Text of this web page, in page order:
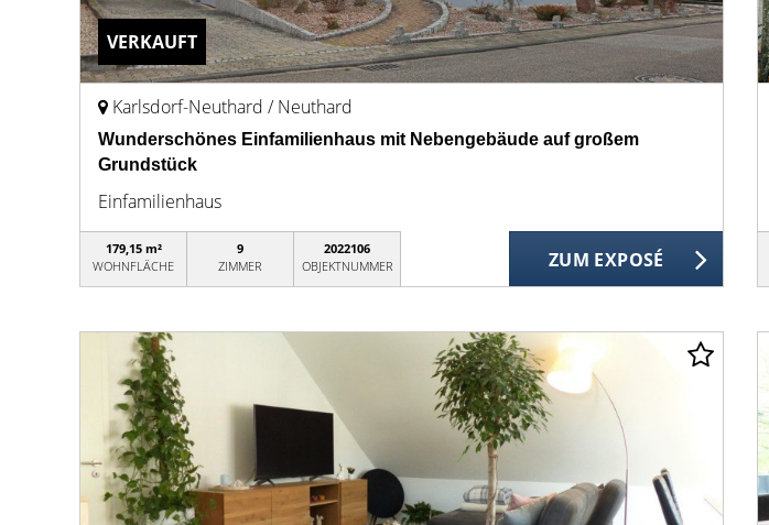
VERKAUFT
Karlsdorf-Neuthard / Neuthard
Wunderschönes Einfamilienhaus mit Nebengebäude auf großem
Grundstück
Einfamilienhaus
179,15 m²
WOHNFLÄCHE
9
ZIMMER
2022106
OBJEKTNUMMER
ZUM EXPOSÉ